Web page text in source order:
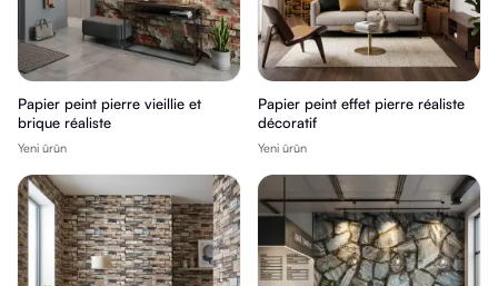
Papier peint pierre vieillie et
brique réaliste
Yeni ürün
Papier peint effet pierre réaliste
décoratif
Yeni ürün